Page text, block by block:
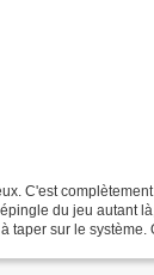
C'est
du jeu autant
taper sur le système.